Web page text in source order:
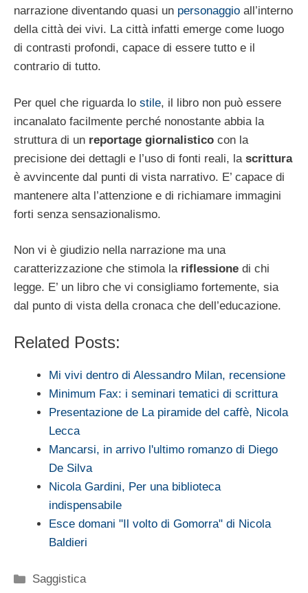
narrazione diventando quasi un personaggio all’interno
della città dei vivi. La città infatti emerge come luogo
di contrasti profondi, capace di essere tutto e il
contrario di tutto.
Per quel che riguarda lo stile, il libro non può essere
incanalato facilmente perché nonostante abbia la
struttura di un reportage giornalistico con la
precisione dei dettagli e l’uso di fonti reali, la scrittura
è avvincente dal punti di vista narrativo. E’ capace di
mantenere alta l’attenzione e di richiamare immagini
forti senza sensazionalismo.
Non vi è giudizio nella narrazione ma una
caratterizzazione che stimola la riflessione di chi
legge. E’ un libro che vi consigliamo fortemente, sia
dal punto di vista della cronaca che dell’educazione.
Related Posts:
Mi vivi dentro di Alessandro Milan, recensione
Minimum Fax: i seminari tematici di scrittura
Presentazione de La piramide del caffè, Nicola
Lecca
Mancarsi, in arrivo l'ultimo romanzo di Diego
De Silva
Nicola Gardini, Per una biblioteca
indispensabile
Esce domani "Il volto di Gomorra" di Nicola
Baldieri
Categorie
Saggistica